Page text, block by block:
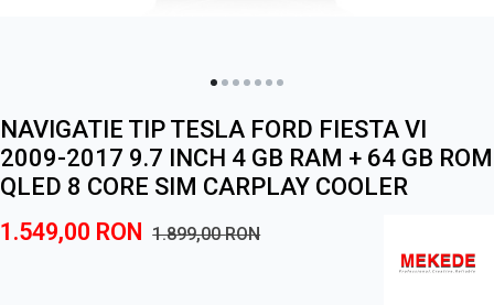
NAVIGATIE TIP TESLA FORD FIESTA VI
2009-2017 9.7 INCH 4 GB RAM + 64 GB ROM
QLED 8 CORE SIM CARPLAY COOLER
1.549,00 RON 1.899,00RON